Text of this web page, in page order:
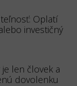
Oplatí
investičný
len človek a
dovolenku